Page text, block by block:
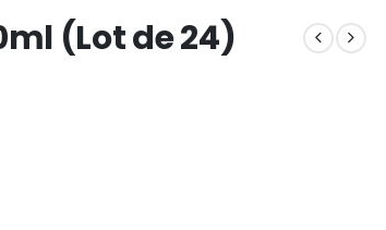
(Lot de 24)